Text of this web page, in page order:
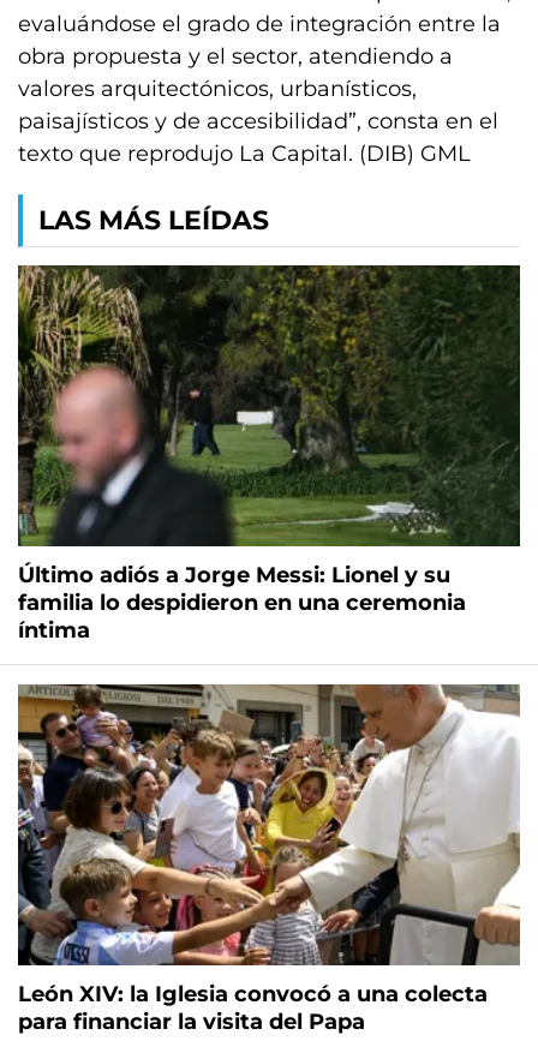
evaluándose el grado de integración entre la
obra propuesta y el sector, atendiendo a
valores arquitectónicos, urbanísticos,
paisajísticos y de accesibilidad”, consta en el
texto que reprodujo La Capital. (DIB) GML
LAS MÁS LEÍDAS
Último adiós a Jorge Messi: Lionel y su
familia lo despidieron en una ceremonia
íntima
León XIV: la Iglesia convocó a una colecta
para financiar la visita del Papa